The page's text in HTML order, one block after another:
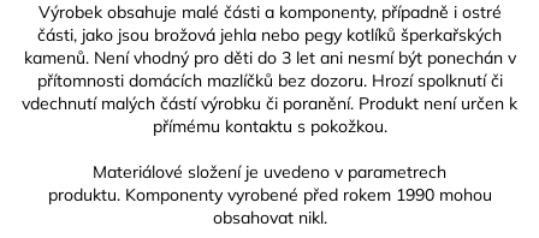
Výrobek obsahuje malé části a komponenty, případně i ostré
části, jako jsou brožová jehla nebo pegy kotlíků šperkařských
kamenů. Není vhodný pro děti do 3 let ani nesmí být ponechán v
přítomnosti domácích mazlíčků bez dozoru. Hrozí spolknutí či
vdechnutí malých částí výrobku či poranění. Produkt není určen k
přímému kontaktu s pokožkou.
Materiálové složení je uvedeno v parametrech
produktu. Komponenty vyrobené před rokem 1990 mohou
obsahovat nikl.